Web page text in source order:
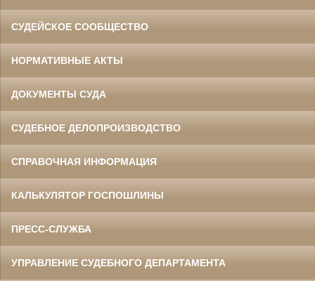
СУДЕЙСКОЕ СООБЩЕСТВО
НОРМАТИВНЫЕ АКТЫ
ДОКУМЕНТЫ СУДА
СУДЕБНОЕ ДЕЛОПРОИЗВОДСТВО
СПРАВОЧНАЯ ИНФОРМАЦИЯ
КАЛЬКУЛЯТОР ГОСПОШЛИНЫ
ПРЕСС-СЛУЖБА
УПРАВЛЕНИЕ СУДЕБНОГО ДЕПАРТАМЕНТА